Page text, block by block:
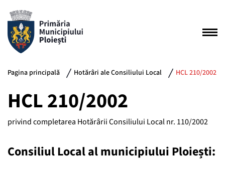
Pagina principală Hotărâri ale Consiliului Local HCL 210/2002
HCL 210/2002
privind completarea Hotărârii Consiliului Local nr. 110/2002
Consiliul Local al municipiului Ploiești: